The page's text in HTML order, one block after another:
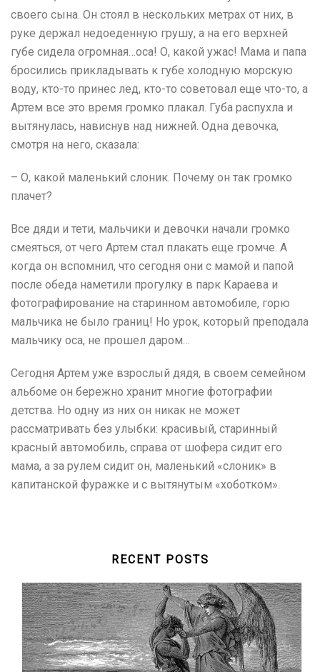
своего сына. Он стоял в нескольких метрах от них, в
руке держал недоеденную грушу, а на его верхней
губе сидела огромная…оса! О, какой ужас! Мама и папа
бросились прикладывать к губе холодную морскую
воду, кто-то принес лед, кто-то советовал еще что-то, а
Артем все это время громко плакал. Губа распухла и
вытянулась, нависнув над нижней. Одна девочка,
смотря на него, сказала:
– О, какой маленький слоник. Почему он так громко
плачет?
Все дяди и тети, мальчики и девочки начали громко
смеяться, от чего Артем стал плакать еще громче. А
когда он вспомнил, что сегодня они с мамой и папой
после обеда наметили прогулку в парк Караева и
фотографирование на старинном автомобиле, горю
мальчика не было границ! Но урок, который преподала
мальчику оса, не прошел даром…
Сегодня Артем уже взрослый дядя, в своем семейном
альбоме он бережно хранит многие фотографии
детства. Но одну из них он никак не может
рассматривать без улыбки: красивый, старинный
красный автомобиль, справа от шофера сидит его
мама, а за рулем сидит он, маленький «слоник» в
капитанской фуражке и с вытянутым «хоботком».
RECENT POSTS